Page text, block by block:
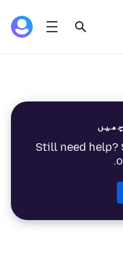
Still need help?